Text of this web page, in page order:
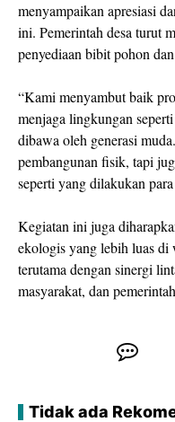
menyampaikan apresiasi
ini. Pemerintah desa turut
penyediaan bibit pohon
“Kami menyambut baik
menjaga lingkungan
dibawa oleh generasi
pembangunan fisik, tapi
seperti yang dilakukan
Kegiatan ini juga
ekologis yang lebih luas di
terutama dengan sinergi
masyarakat, dan
Tidak ada